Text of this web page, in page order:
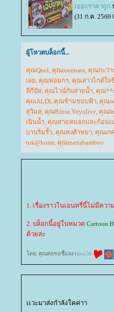
เยอะราคาถูก
(31 ก.ค. 2569
ผู้โหวตบล็อกนี้...
คุณQuel คุณruennara คุณกะว่า
เล คุณหอมกร คุณสาวไกด์ใจ
ลีกีปัส คุณไวน์กับสายน้ำ คุณ
คุณALDI คุณข้ามขอบฟ้า คุณ
สุวิมล คุณRinsa Yoyolive คุณ
เนินน้ำ คุณสายหมอกและก้อนเ
บานริมรั้ว คุณหงต้าหยา คุณเก
tuk@korat คุณmariabamboo
1. เรื่องราวในเอนทรี่นี้ไม่มีคว
2. บล็อกนี้อยู่ในหมวด Cartoon
ด้วยล่ะ
ดย: คุณต่อขอชี้แจง (toor36
เเวะมาส่งกำลังใคค่าา